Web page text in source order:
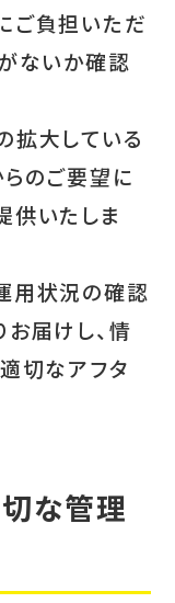
ご負担いただ
ないか確認
拡大している
のご要望に
供いたしま
用状況の確認
届けし、情
切なアフタ
な管理